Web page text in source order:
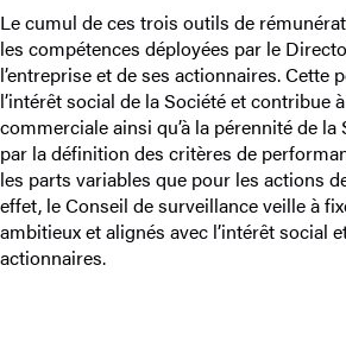
Le cumul de ces trois outils de
les compétences déployées par le
l’entreprise et de ses actionnaires. Cette
l’intérêt social de la Société et contribue
commerciale ainsi qu’à la pérennité de
par la définition des critères de
les parts variables que pour les actions
effet, le Conseil de surveillance veille à
ambitieux et alignés avec l’intérêt social
actionnaires.